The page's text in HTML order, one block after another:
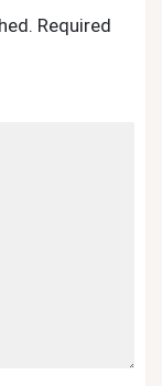
Required